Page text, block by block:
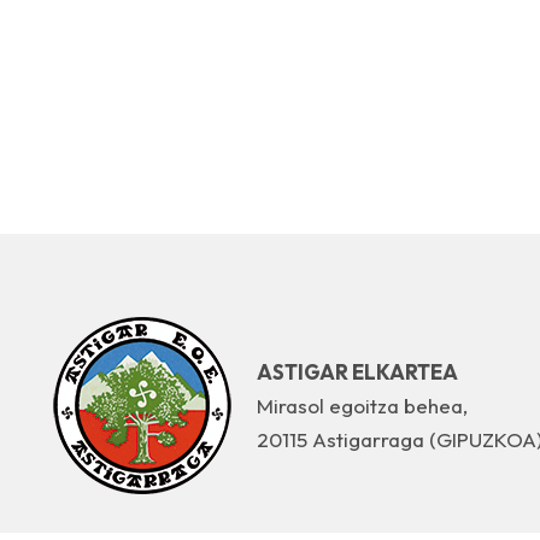
ASTIGAR ELKARTEA
Mirasol egoitza behea,
20115 Astigarraga